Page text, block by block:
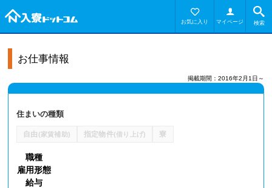
検索
マイページ
お気に入り
お仕事情報
掲載期間：2016年2月1日～
住まいの種類
自由 (家賃補助) 指定物件(借り上げ) 寮
職種
雇用形態
給与